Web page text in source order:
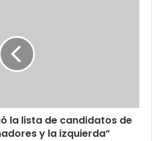
la lista de candidatos de
y la izquierda”